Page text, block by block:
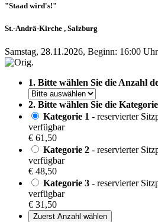
"Staad wird's!"
St.-Andrä-Kirche , Salzburg
Samstag, 28.11.2026, Beginn: 16:00 Uhr
1. Bitte wählen Sie die Anzahl
2. Bitte wählen Sie die
Kategorie 1 - reservierter
verfügbar
€ 61,50
Kategorie 2 - reservierter
verfügbar
€ 48,50
Kategorie 3 - reservierter
verfügbar
€ 31,50
Zuerst Anzahl wählen